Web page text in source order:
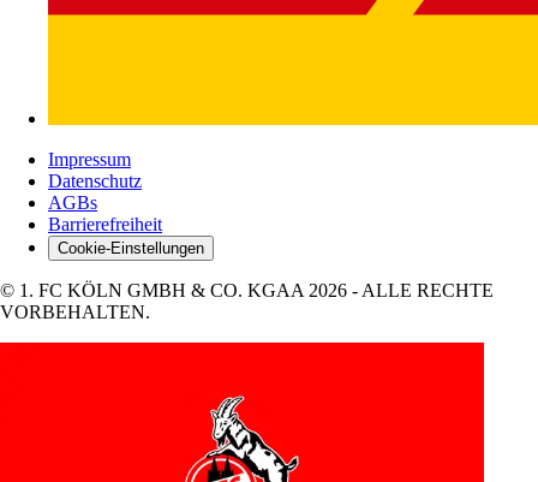
Impressum
Datenschutz
AGBs
Barrierefreiheit
Cookie-Einstellungen
© 1. FC KÖLN GMBH & CO. KGAA 2026 - ALLE RECHTE
VORBEHALTEN.